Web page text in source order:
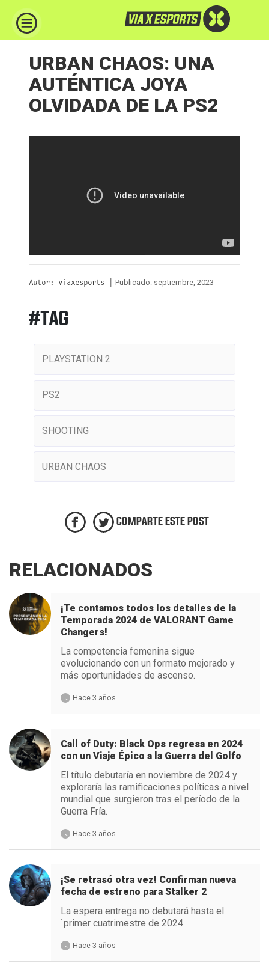
URBAN CHAOS: UNA
AUTÉNTICA JOYA
OLVIDADA DE LA PS2
Autor: viaxesports | Publicado: septiembre, 2023
#TAG
PLAYSTATION 2
PS2
SHOOTING
URBAN CHAOS
COMPARTE ESTE POST
RELACIONADOS
¡Te contamos todos los detalles de la
Temporada 2024 de VALORANT Game
Changers!
La competencia femenina sigue
evolucionando con un formato mejorado y
más oportunidades de ascenso.
Hace 3 años
Call of Duty: Black Ops regresa en 2024
con un Viaje Épico a la Guerra del Golfo
El título debutaría en noviembre de 2024 y
exploraría las ramificaciones políticas a nivel
mundial que surgieron tras el período de la
Guerra Fría.
Hace 3 años
¡Se retrasó otra vez! Confirman nueva
fecha de estreno para Stalker 2
La espera entrega no debutará hasta el
`primer cuatrimestre de 2024.
Hace 3 años